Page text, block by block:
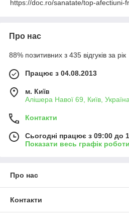
https://doc.ro/sanatate/top-afectiuni-
Про нас
88% позитивних з 435 відгуків за рік
Працює з 04.08.2013
м. Київ
Алішера Навої 69, Київ, Україна
Контакти
Сьогодні працює з 09:00 до
Показати весь графік роботи
Про нас
Контакти